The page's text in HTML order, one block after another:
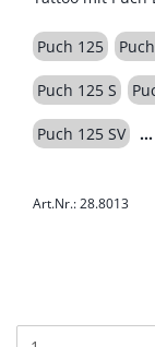
Puch 125
Puch 125 S
Puch 125 SV
Art.Nr.: 28.8013